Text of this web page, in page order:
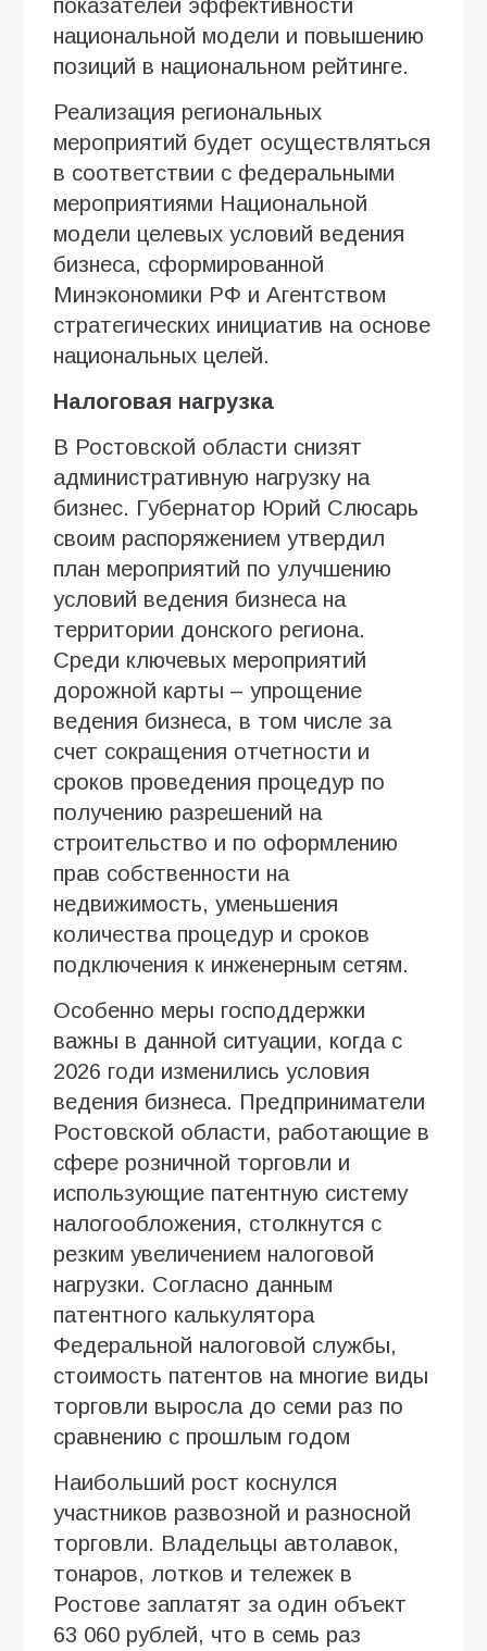
показателей эффективности
национальной модели и повышению
позиций в национальном рейтинге.
Реализация региональных
мероприятий будет осуществляться
в соответствии с федеральными
мероприятиями Национальной
модели целевых условий ведения
бизнеса, сформированной
Минэкономики РФ и Агентством
стратегических инициатив на основе
национальных целей.
Налоговая нагрузка
В Ростовской области снизят
административную нагрузку на
бизнес. Губернатор Юрий Слюсарь
своим распоряжением утвердил
план мероприятий по улучшению
условий ведения бизнеса на
территории донского региона.
Среди ключевых мероприятий
дорожной карты – упрощение
ведения бизнеса, в том числе за
счет сокращения отчетности и
сроков проведения процедур по
получению разрешений на
строительство и по оформлению
прав собственности на
недвижимость, уменьшения
количества процедур и сроков
подключения к инженерным сетям.
Особенно меры господдержки
важны в данной ситуации, когда с
2026 годи изменились условия
ведения бизнеса. Предприниматели
Ростовской области, работающие в
сфере розничной торговли и
использующие патентную систему
налогообложения, столкнутся с
резким увеличением налоговой
нагрузки. Согласно данным
патентного калькулятора
Федеральной налоговой службы,
стоимость патентов на многие виды
торговли выросла до семи раз по
сравнению с прошлым годом
Наибольший рост коснулся
участников развозной и разносной
торговли. Владельцы автолавок,
тонаров, лотков и тележек в
Ростове заплатят за один объект
63 060 рублей, что в семь раз